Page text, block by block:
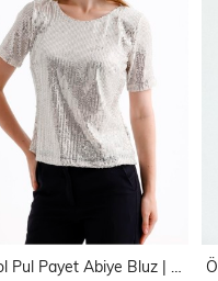
Kısa Kol Pul Payet Abiye Bluz | Blz35540